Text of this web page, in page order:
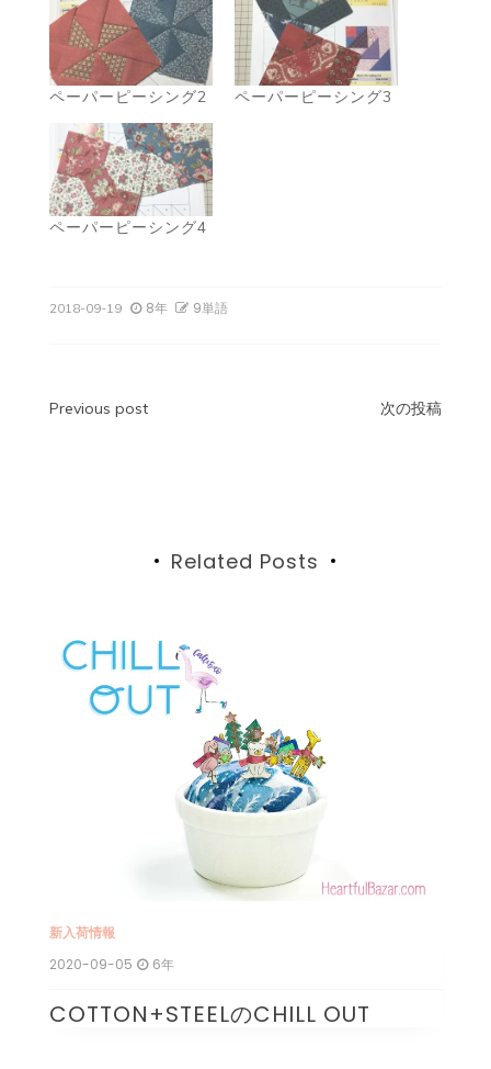
ペーパーピーシング2 ペーパーピーシング3
ペーパーピーシング4
2018-09-19 8年 9単語
投
シ
Previous post 次の投稿
Related Posts
新入荷情報
2020-09-05 6年
COTTON+STEELのCHILL OUT